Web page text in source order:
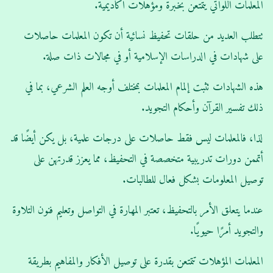
المعلمات اللواتي يتمتعن بخبرة ومؤهلات أكاديمية.
تتطلب العديد من حلقات تحفيظ نسائية أن تكون المعلمات حاصلات
على شهادات في الدراسات الإسلامية أو في مجالات ذات صلة.
هذه الشهادات تثبت إلمام المعلمات بمختلف أوجه العلم الشرعي، بما في
ذلك تفسير القرآن وأحكام التجويد.
لذا، فالمعلمات ليس فقط حاصلات على درجات علمية، بل يكن أيضًا قد
أتممن دورات تدريبية متخصصة في التحفيظ، مما يعزز قدرتهن على
توصيل المعلومات بشكل فعال للطالبات.
عندما يتعلق الأمر بالتحفيظ، تعتبر المهارة في التواصل وتعليم فنون التلاوة
والتجويد أمرًا حيويًا.
المعلمات المؤهلات تتمتعن بقدرة على توصيل الأفكار والمفاهيم بطريقة